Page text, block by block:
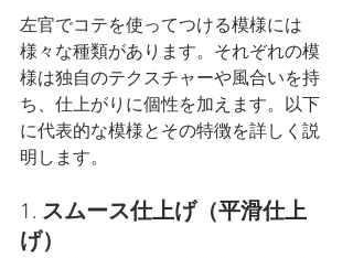
左官でコテを使ってつける模様には
様々な種類があります。それぞれの模
様は独自のテクスチャーや風合いを持
ち、仕上がりに個性を加えます。以下
に代表的な模様とその特徴を詳しく説
明します。
1. スムース仕上げ（平滑仕上
げ）